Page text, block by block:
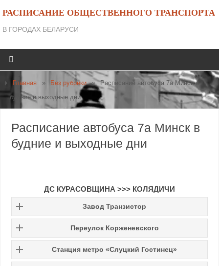
РАСПИСАНИЕ ОБЩЕСТВЕННОГО ТРАНСПОРТА
В ГОРОДАХ БЕЛАРУСИ
Главная » Без рубрики » Расписание автобуса 7а Минск в
будние и выходные дни
Расписание автобуса 7а Минск в
будние и выходные дни
ДС КУРАСОВЩИНА >>> КОЛЯДИЧИ
Завод Транзистор
Переулок Корженевского
Станция метро «Слуцкий Гостинец»